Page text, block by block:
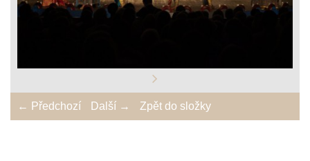
← Předchozí Další → Zpět do složky